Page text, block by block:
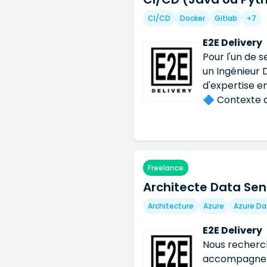
Développer
équivalents).
Augmented
mécanismes
et recherche
modèles
des
qualité
aux bonnes
pratiques de
backend)
Architecture
Claude,
Generation)
Embeddings
Qdrant,
CI/CD Docker Gitlab +7
E2E Delivery
Pour l'un de
un Ingénieur
d'expertise
🔷 Contexte
et de
renforcer
évoluez en
continue des
sécurisation
Freelance
Architecte Data
Architecture Azure Azure
E2E Delivery
Nous